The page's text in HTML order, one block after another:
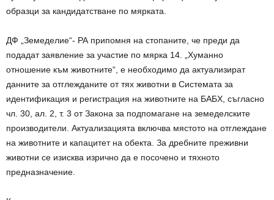
образци за кандидатстване по мярката.
ДФ „Земеделие“- РА припомня на стопаните, че преди да
подадат заявление за участие по мярка 14. „Хуманно
отношение към животните“, е необходимо да актуализират
данните за отглежданите от тях животни в Системата за
идентификация и регистрация на животните на БАБХ, съгласно
чл. 30, ал. 2, т. 3 от Закона за подпомагане на земеделските
производители. Актуализацията включва мястото на отглеждане
на животните и капацитет на обекта. За дребните преживни
животни се изисква изрично да е посочено и тяхното
предназначение.